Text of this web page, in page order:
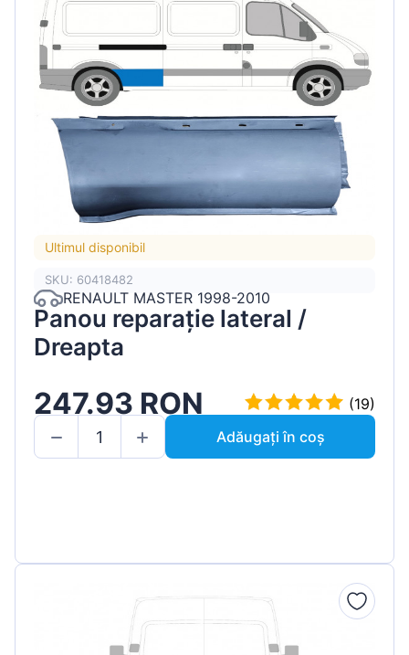
Ultimul disponibil
SKU: 60418482
RENAULT MASTER 1998-2010
Panou reparație lateral /
Dreapta
247.93 RON
(19)
Adăugați în coș